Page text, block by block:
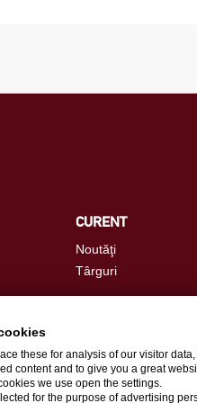
CURENT
Noutăţi
Târguri
Persoana de
these for analysis of our visitor
content and to give you a great
we use open the settings.
for the purpose of advertising